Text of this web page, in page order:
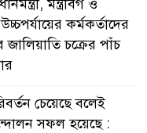
জড়িত কিশোর গ্যাংয়ের চার
ডাকাতির প্রস্তুতিকালে
মন্ত্রীবর্গ ও
কর্মকর্তাদের
জালিয়াতি চক্রের পাঁচ
চেয়েছে বলেই
সফল হয়েছে :